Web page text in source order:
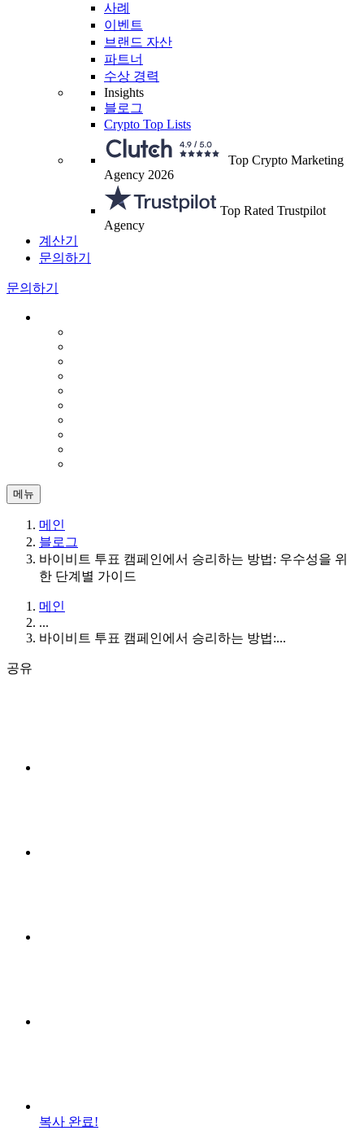
사례
이벤트
브랜드 자산
파트너
수상 경력
Insights
블로그
Crypto Top Lists
Top Crypto Marketing
Agency 2026
Top Rated Trustpilot
Agency
계산기
문의하기
문의하기
메뉴
메인
블로그
바이비트 투표 캠페인에서 승리하는 방법: 우수성을 위
한 단계별 가이드
메인
...
바이비트 투표 캠페인에서 승리하는 방법:...
공유
복사 완료!